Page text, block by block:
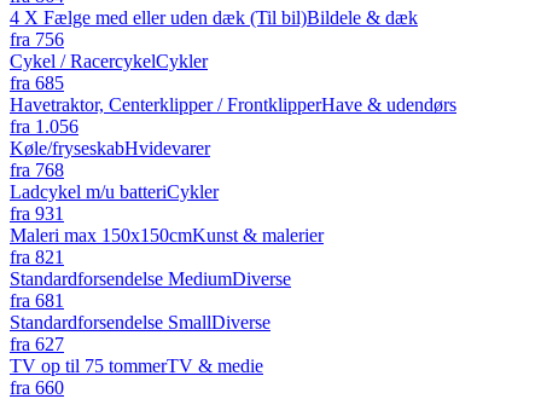
4 X Fælge med eller uden dæk (Til bil)Bildele & dæk
fra 756
Cykel / RacercykelCykler
fra 685
Havetraktor, Centerklipper / FrontklipperHave & udendørs
fra 1.056
Køle/fryseskabHvidevarer
fra 768
Ladcykel m/u batteriCykler
fra 931
Maleri max 150x150cmKunst & malerier
fra 821
Standardforsendelse MediumDiverse
fra 681
Standardforsendelse SmallDiverse
fra 627
TV op til 75 tommerTV & medie
fra 660